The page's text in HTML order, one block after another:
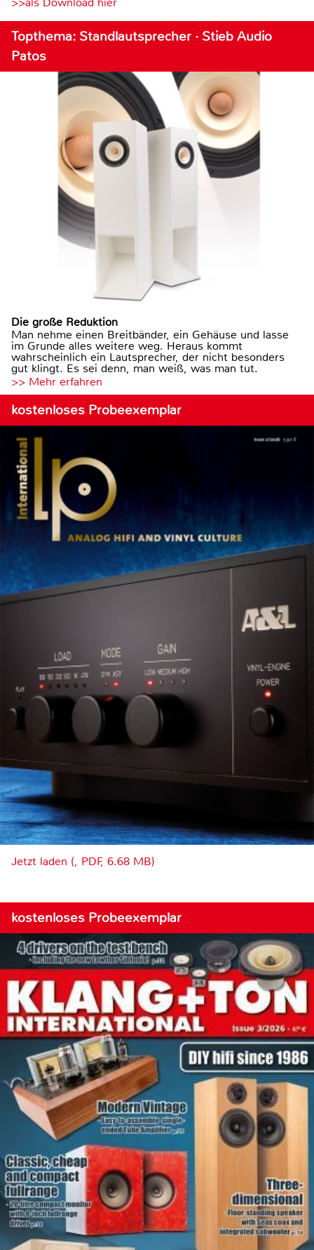
Topthema: Standlautsprecher · Stieb Audio
Patos
Die große Reduktion
Man nehme einen Breitbänder, ein Gehäuse und lasse
im Grunde alles weitere weg. Heraus kommt
wahrscheinlich ein Lautsprecher, der nicht besonders
gut klingt. Es sei denn, man weiß, was man tut.
>> Mehr erfahren
kostenloses Probeexemplar
Jetzt laden (, PDF, 6.68 MB)
kostenloses Probeexemplar